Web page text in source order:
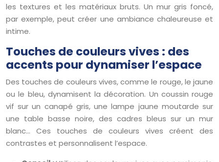
les textures et les matériaux bruts. Un mur gris foncé,
par exemple, peut créer une ambiance chaleureuse et
intime.
Touches de couleurs vives : des
accents pour dynamiser l’espace
Des touches de couleurs vives, comme le rouge, le jaune
ou le bleu, dynamisent la décoration. Un coussin rouge
vif sur un canapé gris, une lampe jaune moutarde sur
une table basse noire, des cadres bleus sur un mur
blanc… Ces touches de couleurs vives créent des
contrastes et personnalisent l’espace.